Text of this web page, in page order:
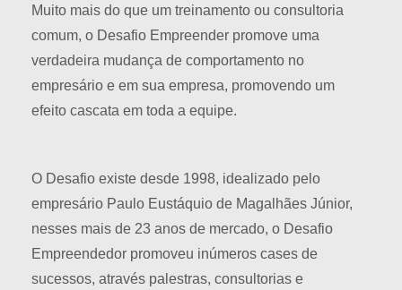
Muito mais do que um treinamento ou consultoria
comum, o Desafio Empreender promove uma
verdadeira mudança de comportamento no
empresário e em sua empresa, promovendo um
efeito cascata em toda a equipe.
O Desafio existe desde 1998, idealizado pelo
empresário Paulo Eustáquio de Magalhães Júnior,
nesses mais de 23 anos de mercado, o Desafio
Empreendedor promoveu inúmeros cases de
sucessos, através palestras, consultorias e